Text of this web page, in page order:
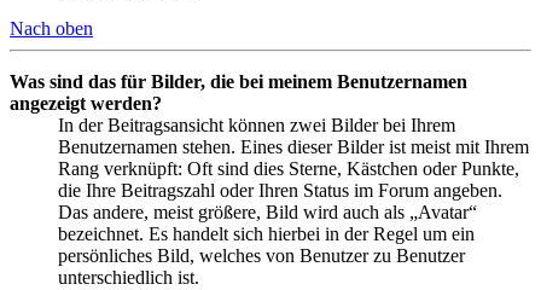
Nach oben
Was sind das für Bilder, die bei meinem Benutzernamen
angezeigt werden?
In der Beitragsansicht können zwei Bilder bei Ihrem
Benutzernamen stehen. Eines dieser Bilder ist meist mit Ihrem
Rang verknüpft: Oft sind dies Sterne, Kästchen oder Punkte,
die Ihre Beitragszahl oder Ihren Status im Forum angeben.
Das andere, meist größere, Bild wird auch als „Avatar“
bezeichnet. Es handelt sich hierbei in der Regel um ein
persönliches Bild, welches von Benutzer zu Benutzer
unterschiedlich ist.